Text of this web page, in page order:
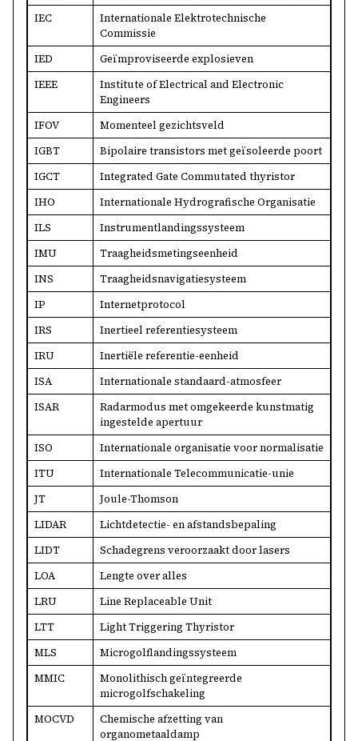
IEC
Internationale Elektrotechnische
Commissie
IED
Geïmproviseerde explosieven
IEEE
Institute of Electrical and Electronic
Engineers
IFOV
Momenteel gezichtsveld
IGBT
Bipolaire transistors met geïsoleerde poort
IGCT
Integrated Gate Commutated thyristor
IHO
Internationale Hydrografische Organisatie
ILS
Instrumentlandingssysteem
IMU
Traagheidsmetingseenheid
INS
Traagheidsnavigatiesysteem
IP
Internetprotocol
IRS
Inertieel referentiesysteem
IRU
Inertiële referentie-eenheid
ISA
Internationale standaard-atmosfeer
ISAR
Radarmodus met omgekeerde kunstmatig
ingestelde apertuur
ISO
Internationale organisatie voor normalisatie
ITU
Internationale Telecommunicatie-unie
JT
Joule-Thomson
LIDAR
Lichtdetectie- en afstandsbepaling
LIDT
Schadegrens veroorzaakt door lasers
LOA
Lengte over alles
LRU
Line Replaceable Unit
LTT
Light Triggering Thyristor
MLS
Microgolflandingssysteem
MMIC
Monolithisch geïntegreerde
microgolfschakeling
MOCVD
Chemische afzetting van
organometaaldamp